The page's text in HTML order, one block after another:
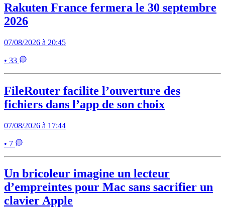
Rakuten France fermera le 30 septembre
2026
07/08/2026 à 20:45
• 33
FileRouter facilite l’ouverture des
fichiers dans l’app de son choix
07/08/2026 à 17:44
• 7
Un bricoleur imagine un lecteur
d’empreintes pour Mac sans sacrifier un
clavier Apple